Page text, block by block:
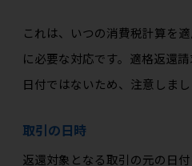
これは、いつの消費税計算を
に必要な対応です。適格返還
日付ではないため、注意しまし
取引の日時
返還対象となる取引の元の日